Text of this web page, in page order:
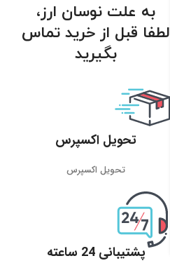
به علت نوسان ارز،
لطفا قبل از خرید تماس
بگیرید
تحویل اکسپرس
تحویل اکسپرس
پشتیبانی 24 ساعته